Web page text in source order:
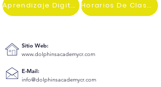
Aprendizaje Digital Horarios De Clases
Sitio Web:
www.dolphinsacademycr.com
E-Mail:
info@dolphinsacademycr.com